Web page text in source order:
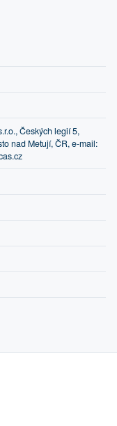
Českých legií 5,
nad Metují, ČR, e-mail: